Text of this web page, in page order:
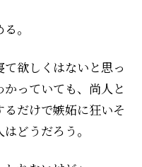
。
欲しくはないと思っ
っていても、尚人と
だけで嫉妬に狂いそ
どうだろう。